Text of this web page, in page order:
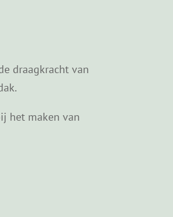
draagkracht van
het maken van